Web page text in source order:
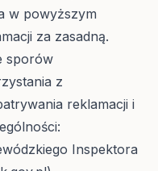
w powyższym
za zasadną.
sporów
z
reklamacji i
Inspektora